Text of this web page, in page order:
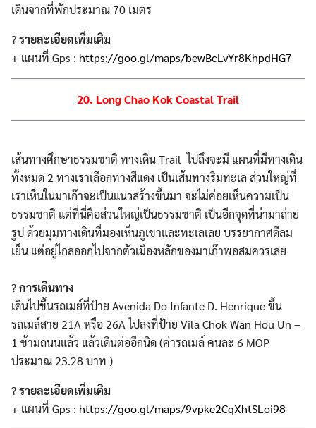
เดินจากที่พักประมาณ 70 เมตร
?รายละเอียดเพิ่มเติม
+ แผนที่ Gps : https://goo.gl/maps/bewBcLvYr8KhpdHG7
20. Long Chao Kok Coastal Trail
เส้นทางศึกษาธรรมชาติ ทางเดิน Trail ไปถึงจะมี แผนที่มีทางเดิน
ทั้งหมด 2 ทางเราเลือกทางสีแดง เป็นเส้นทางริมทะเล ส่วนใหญ่ที่
เราเห็นในมาเก๊าจะเป็นแนวสร้างขึ้นมา จะไม่ค่อยเห็นความเป็น
ธรรมชาติ แต่ที่นี่คือส่วนใหญ่เป็นธรรมชาติ เป็นอีกจุดที่น่ามาถ่าย
รูป ด้วยมุมทางเดินที่มองเห็นภูเขาและทะเลเลย บรรยากาศดีลม
เย็น แต่อยู่ไกลออกไปจากตัวเมืองหลักของมาเก๊าพอสมควรเลย
?การเดินทาง
เดินไปขึ้นรถเมย์ที่ป้าย Avenida Do Infante D. Henrique ขึ้น
รถเมล์สาย 21A หรือ 26A ไปลงที่ป้าย Vila Chok Wan Hou Un –
1 ข้ามถนนแล้ว แล้วเดินต่ออีกนิด (ค่ารถเมล์ คนละ 6 MOP
ประมาณ 23.28‬ บาท )
?รายละเอียดเพิ่มเติม
+ แผนที่ Gps : https://goo.gl/maps/9vpke2CqXhtSLoi98